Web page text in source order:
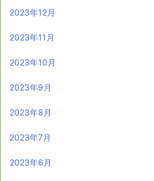
2023年12月
2023年11月
2023年10月
2023年9月
2023年8月
2023年7月
2023年6月